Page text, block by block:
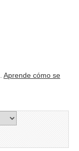
Aprende cómo se